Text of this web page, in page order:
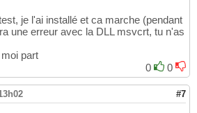
je l'ai installé et ca marche (pendant
une erreur avec la DLL msvcrt, tu n'as
part
0
0
#7